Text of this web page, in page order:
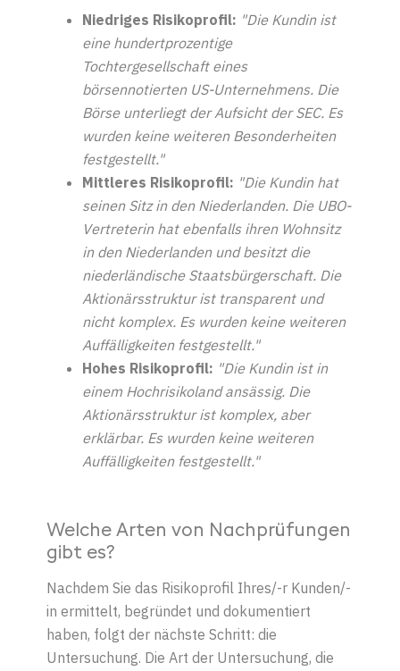
Niedriges Risikoprofil: "Die Kundin ist
eine hundertprozentige
Tochtergesellschaft eines
börsennotierten US-Unternehmens. Die
Börse unterliegt der Aufsicht der SEC. Es
wurden keine weiteren Besonderheiten
festgestellt."
Mittleres Risikoprofil: "Die Kundin hat
seinen Sitz in den Niederlanden. Die UBO-
Vertreterin hat ebenfalls ihren Wohnsitz
in den Niederlanden und besitzt die
niederländische Staatsbürgerschaft. Die
Aktionärsstruktur ist transparent und
nicht komplex. Es wurden keine weiteren
Auffälligkeiten festgestellt."
Hohes Risikoprofil: "Die Kundin ist in
einem Hochrisikoland ansässig. Die
Aktionärsstruktur ist komplex, aber
erklärbar. Es wurden keine weiteren
Auffälligkeiten festgestellt."
Welche Arten von Nachprüfungen
gibt es?
Nachdem Sie das Risikoprofil Ihres/-r Kunden/-
in ermittelt, begründet und dokumentiert
haben, folgt der nächste Schritt: die
Untersuchung. Die Art der Untersuchung, die